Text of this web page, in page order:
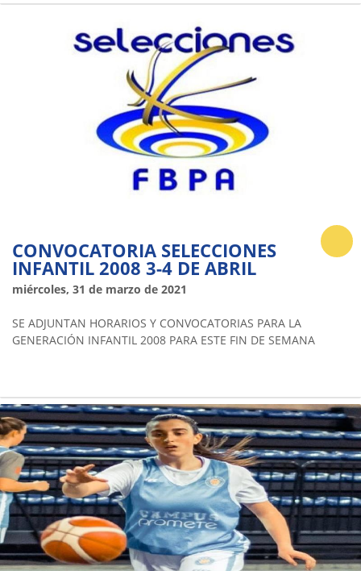
CONVOCATORIA SELECCIONES
INFANTIL 2008 3-4 DE ABRIL
miércoles, 31 de marzo de 2021
SE ADJUNTAN HORARIOS Y CONVOCATORIAS PARA LA
GENERACIÓN INFANTIL 2008 PARA ESTE FIN DE SEMANA